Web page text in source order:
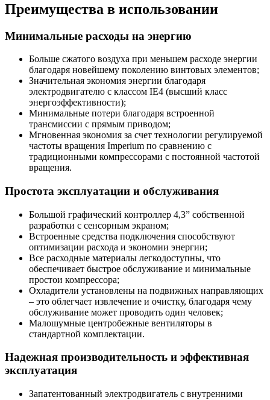
Преимущества в использовании
Минимальные расходы на энергию
Больше сжатого воздуха при меньшем расходе энергии
благодаря новейшему поколению винтовых элементов;
Значительная экономия энергии благодаря
электродвигателю с классом IE4 (высший класс
энергоэффективности);
Минимальные потери благодаря встроенной
трансмиссии с прямым приводом;
Мгновенная экономия за счет технологии регулируемой
частоты вращения Imperium по сравнению с
традиционными компрессорами с постоянной частотой
вращения.
Простота эксплуатации и обслуживания
Большой графический контроллер 4,3” собственной
разработки с сенсорным экраном;
Встроенные средства подключения способствуют
оптимизации расхода и экономии энергии;
Все расходные материалы легкодоступны, что
обеспечивает быстрое обслуживание и минимальные
простои компрессора;
Охладители установлены на подвижных направляющих
– это облегчает извлечение и очистку, благодаря чему
обслуживание может проводить один человек;
Малошумные центробежные вентиляторы в
стандартной комплектации.
Надежная производительность и эффективная
эксплуатация
Запатентованный электродвигатель с внутренними